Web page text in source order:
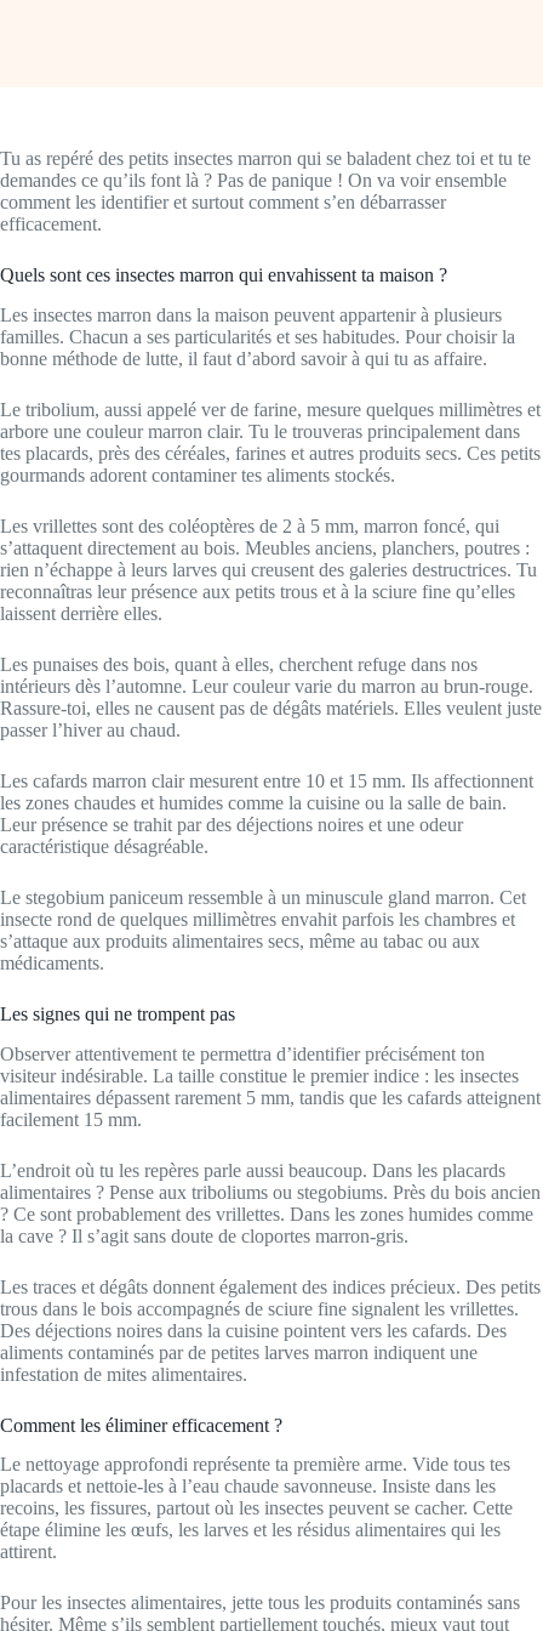
Tu as repéré des petits insectes marron qui se baladent chez toi et tu te
demandes ce qu’ils font là ? Pas de panique ! On va voir ensemble
comment les identifier et surtout comment s’en débarrasser
efficacement.
Quels sont ces insectes marron qui envahissent ta maison ?
Les insectes marron dans la maison peuvent appartenir à plusieurs
familles. Chacun a ses particularités et ses habitudes. Pour choisir la
bonne méthode de lutte, il faut d’abord savoir à qui tu as affaire.
Le tribolium, aussi appelé ver de farine, mesure quelques millimètres et
arbore une couleur marron clair. Tu le trouveras principalement dans
tes placards, près des céréales, farines et autres produits secs. Ces petits
gourmands adorent contaminer tes aliments stockés.
Les vrillettes sont des coléoptères de 2 à 5 mm, marron foncé, qui
s’attaquent directement au bois. Meubles anciens, planchers, poutres :
rien n’échappe à leurs larves qui creusent des galeries destructrices. Tu
reconnaîtras leur présence aux petits trous et à la sciure fine qu’elles
laissent derrière elles.
Les punaises des bois, quant à elles, cherchent refuge dans nos
intérieurs dès l’automne. Leur couleur varie du marron au brun-rouge.
Rassure-toi, elles ne causent pas de dégâts matériels. Elles veulent juste
passer l’hiver au chaud.
Les cafards marron clair mesurent entre 10 et 15 mm. Ils affectionnent
les zones chaudes et humides comme la cuisine ou la salle de bain.
Leur présence se trahit par des déjections noires et une odeur
caractéristique désagréable.
Le stegobium paniceum ressemble à un minuscule gland marron. Cet
insecte rond de quelques millimètres envahit parfois les chambres et
s’attaque aux produits alimentaires secs, même au tabac ou aux
médicaments.
Les signes qui ne trompent pas
Observer attentivement te permettra d’identifier précisément ton
visiteur indésirable. La taille constitue le premier indice : les insectes
alimentaires dépassent rarement 5 mm, tandis que les cafards atteignent
facilement 15 mm.
L’endroit où tu les repères parle aussi beaucoup. Dans les placards
alimentaires ? Pense aux triboliums ou stegobiums. Près du bois ancien
? Ce sont probablement des vrillettes. Dans les zones humides comme
la cave ? Il s’agit sans doute de cloportes marron-gris.
Les traces et dégâts donnent également des indices précieux. Des petits
trous dans le bois accompagnés de sciure fine signalent les vrillettes.
Des déjections noires dans la cuisine pointent vers les cafards. Des
aliments contaminés par de petites larves marron indiquent une
infestation de mites alimentaires.
Comment les éliminer efficacement ?
Le nettoyage approfondi représente ta première arme. Vide tous tes
placards et nettoie-les à l’eau chaude savonneuse. Insiste dans les
recoins, les fissures, partout où les insectes peuvent se cacher. Cette
étape élimine les œufs, les larves et les résidus alimentaires qui les
attirent.
Pour les insectes alimentaires, jette tous les produits contaminés sans
hésiter. Même s’ils semblent partiellement touchés, mieux vaut tout